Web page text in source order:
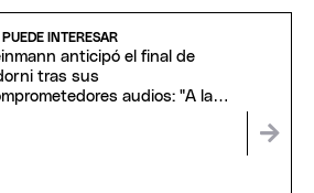
PUEDE INTERESAR
anticipó el final de
tras sus
audios: "A la